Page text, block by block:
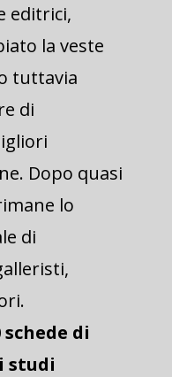
editrici,
la veste
tuttavia
di
Dopo quasi
lo
di
schede di
studi